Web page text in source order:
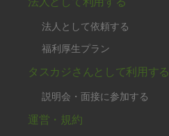
法人として依頼する
福利厚生プラン
タスカジさんとして利用する
説明会・面接に参加する
運営・規約